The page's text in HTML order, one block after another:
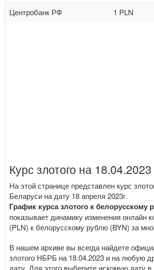
Центробанк РФ 1 PLN
Курс злотого на
На этой странице представлен курс
Беларуси на дату 18 апреля 2023г.
График курса злотого к белорусскому
показывает динамику изменения онлайн
(PLN) к белорусскому рублю (BYN) за
В нашем архиве вы всегда найдете
злотого НБРБ на 18.04.2023 и на любую
дату. Для этого выберите искомую дату в